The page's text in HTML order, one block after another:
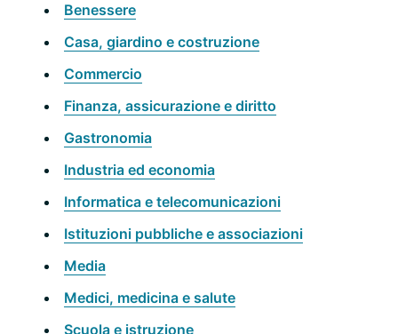
Benessere
Casa, giardino e costruzione
Commercio
Finanza, assicurazione e diritto
Gastronomia
Industria ed economia
Informatica e telecomunicazioni
Istituzioni pubbliche e associazioni
Media
Medici, medicina e salute
Scuola e istruzione